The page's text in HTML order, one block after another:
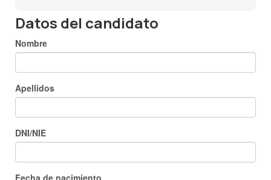
Datos del candidato
Nombre
Apellidos
DNI/NIE
Fecha de nacimiento